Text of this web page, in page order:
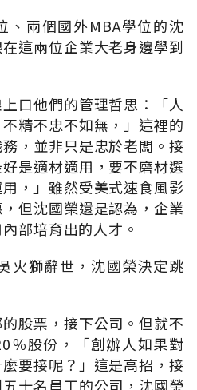
、兩個國外MBA學位的沈
這兩位企業大老身邊學到
口他們的管理哲思：「人
精不忠不如無，」這裡的
，並非只是忠於老闆。接
是適材適用，要不磨材選
，」雖然受美式速食風影
但沈國榮還是認為，企業
部培育出的人才。
火獅辭世，沈國榮決定跳
股票，接下公司。但就不
％股份，「創辦人如果對
要接呢？」這是高招，接
十名員工的公司，沈國榮